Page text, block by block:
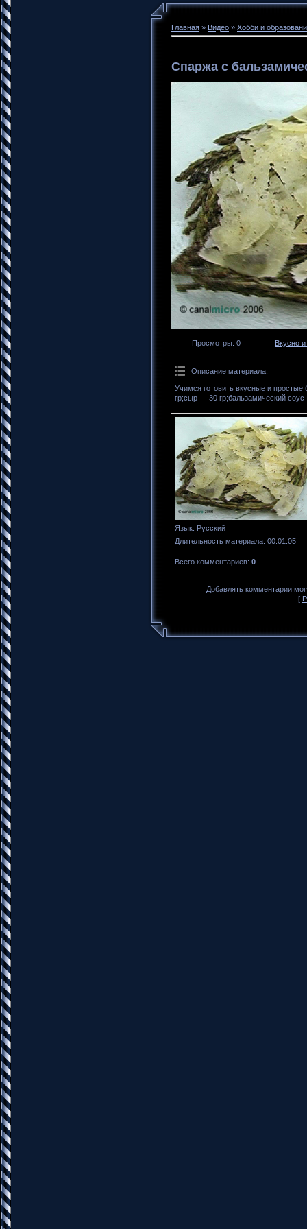
Главная » Видео » Хобби и
Спаржа с
Просмотры: 0 Вкусно
Описание материала:
Учимся готовить вкусные и
гр;сыр — 30 гр;бальзамический
Язык: Русский
Длительность материала: 00:01:05
Всего комментариев: 0
Добавлять комментарии
[